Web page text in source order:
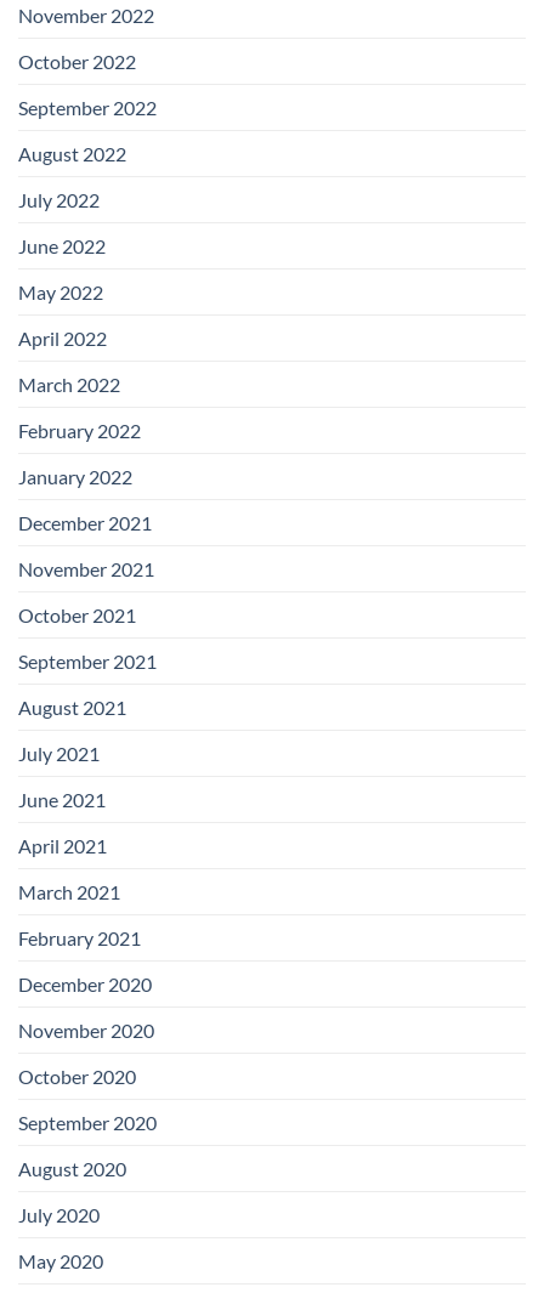
November 2022
October 2022
September 2022
August 2022
July 2022
June 2022
May 2022
April 2022
March 2022
February 2022
January 2022
December 2021
November 2021
October 2021
September 2021
August 2021
July 2021
June 2021
April 2021
March 2021
February 2021
December 2020
November 2020
October 2020
September 2020
August 2020
July 2020
May 2020